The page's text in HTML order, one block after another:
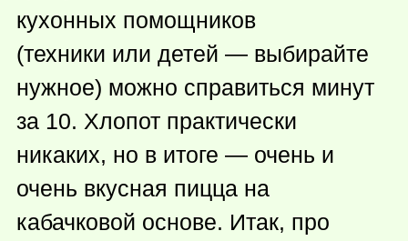
кухонных помощников
(техники или детей — выбирайте
нужное) можно справиться минут
за 10. Хлопот практически
никаких, но в итоге — очень и
очень вкусная пицца на
кабачковой основе. Итак, про